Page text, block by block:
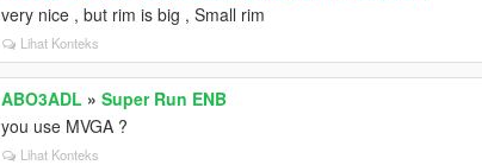
very nice , but rim is big , Small rim
Lihat Konteks
ABO3ADL »Super Run ENB
you use MVGA ?
Lihat Konteks